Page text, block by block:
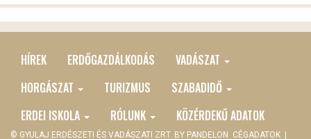
MAIN
MENU
HÍREK ERDŐGAZDÁLKODÁS
VADÁSZAT
HORGÁSZAT
TURIZMUS
SZABADIDŐ
ERDEI ISKOLA
RÓLUNK KÖZÉRDEKŰ ADATOK
© GYULAJ ERDÉSZETI ÉS VADÁSZATI ZRT. BY PANDELON CÉGADATOK